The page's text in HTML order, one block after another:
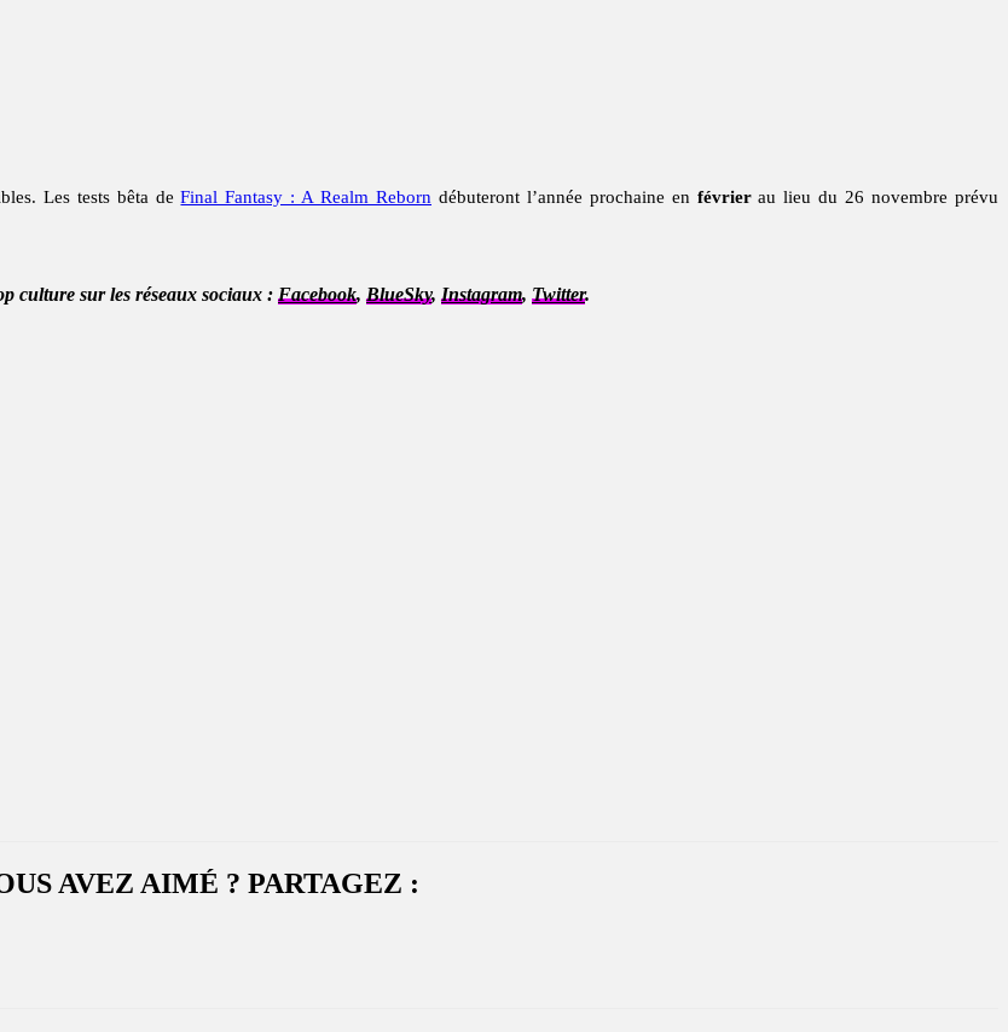
Les tests bêta deFinal Fantasy : A Realm Reborn débuteront l’année prochaine en févrierau lieu du 26 novembre prévu
culture sur les réseaux sociaux : Facebook, BlueSky, Instagram, Twitter.
AVEZ AIMÉ ? PARTAGEZ :